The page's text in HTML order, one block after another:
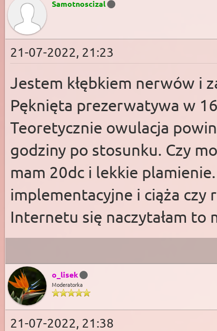
Samotnoscizal
21-07-2022, 21:23
Jestem kłębkiem nerwów i
Pęknięta prezerwatywa w
Teoretycznie owulacja
godziny po stosunku. Czy
mam 20dc i lekkie
implementacyjne i ciąża czy
Internetu się naczytałam
o_lisek
Moderatorka
21-07-2022, 21:38